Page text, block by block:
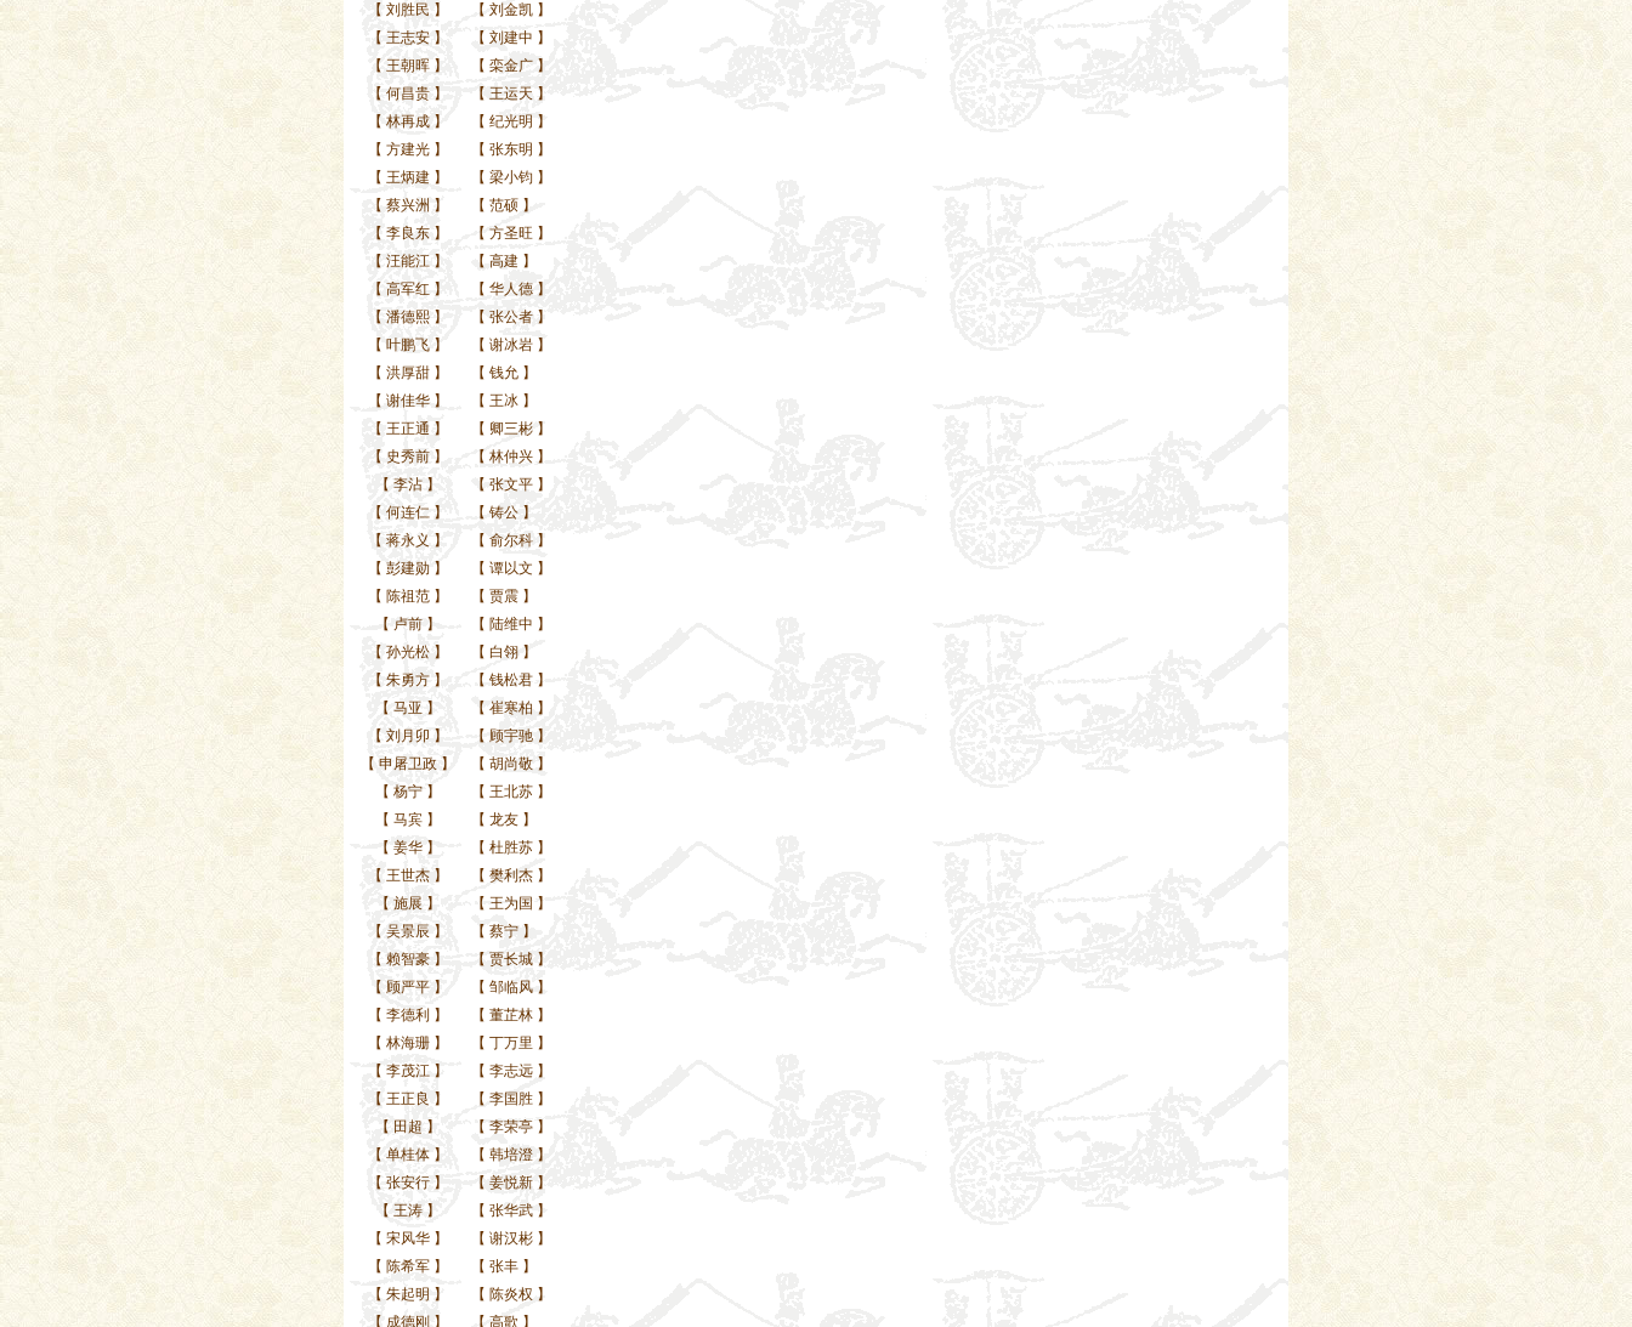
【 刘胜民 】 【 刘金凯 】
【 王志安】 【 刘建中 】
【 王朝晖】 【 栾金广 】
【 何昌贵】 【 王运天 】
【 林再成】 【 纪光明 】
【 方建光】 【 张东明 】
【 王炳建】 【 梁小钧 】
【 蔡兴洲 】 【 范硕 】
【 李良东】 【 方圣旺 】
【 汪能江】 【 高建 】
【 高军红 】 【 华人德 】
【 潘德熙】 【 张公者 】
【 叶鹏飞】 【 谢冰岩 】
【 洪厚甜】 【 钱允 】
【 谢佳华】 【 王冰 】
【 王正通 】 【 卿三彬 】
【 史秀前】 【 林仲兴 】
【 李沾】 【 张文平 】
【 何连仁】 【 铸公 】
【 蒋永义 】 【 俞尔科 】
【 彭建勋】 【 谭以文 】
【 陈祖范】 【 贾震 】
【 卢前】 【 陆维中 】
【 孙光松】 【 白翎 】
【 朱勇方】 【 钱松君 】
【 马亚 】 【 崔寒柏 】
【 刘月卯 】 【 顾宇驰 】
【 申屠卫政】 【 胡尚敬 】
【 杨宁】 【 王北苏 】
【 马宾】 【 龙友 】
【 姜华】 【 杜胜苏 】
【 王世杰】 【 樊利杰 】
【 施展 】 【 王为国 】
【 吴景辰 】 【 蔡宁 】
【 赖智豪】 【 贾长城 】
【 顾严平】 【 邹临风 】
【 李德利 】 【 董芷林 】
【 林海珊】 【 丁万里 】
【 李茂江】 【 李志远 】
【 王正良 】 【 李国胜 】
【 田超 】 【 李荣亭 】
【 单桂体】 【 韩培澄 】
【 张安行】 【 姜悦新 】
【 王涛】 【 张华武 】
【 宋风华】 【 谢汉彬 】
【 陈希军】 【 张丰 】
【 朱起明 】 【 陈炎权 】
【 成德刚 】 【 高歌 】